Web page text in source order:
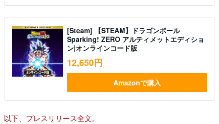
[Steam] 【STEAM】ドラゴンボール
Sparking! ZERO アルティメットエディショ
ン|オンラインコード版
12,650円
Amazonで購入
以下、プレスリリース全文。